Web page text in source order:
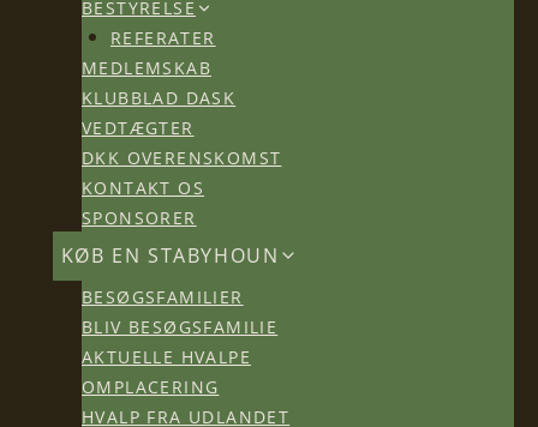
BESTYRELSE
REFERATER
MEDLEMSKAB
KLUBBLAD DASK
VEDTÆGTER
DKK OVERENSKOMST
KONTAKT OS
SPONSORER
KØB EN STABYHOUN
BESØGSFAMILIER
BLIV BESØGSFAMILIE
AKTUELLE HVALPE
OMPLACERING
HVALP FRA UDLANDET